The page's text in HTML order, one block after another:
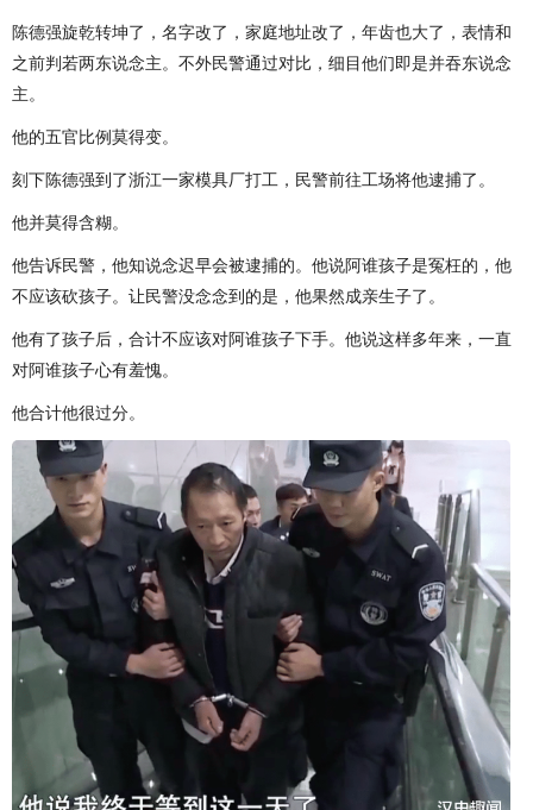
陈德强旋乾转坤了，名字改了，家庭地址改了，年齿也大了，表情和
之前判若两东说念主。不外民警通过对比，细目他们即是并吞东说念
主。
他的五官比例莫得变。
刻下陈德强到了浙江一家模具厂打工，民警前往工场将他逮捕了。
他并莫得含糊。
他告诉民警，他知说念迟早会被逮捕的。他说阿谁孩子是冤枉的，他
不应该砍孩子。让民警没念念到的是，他果然成亲生子了。
他有了孩子后，合计不应该对阿谁孩子下手。他说这样多年来，一直
对阿谁孩子心有羞愧。
他合计他很过分。